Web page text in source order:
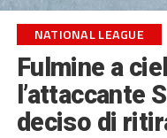
NATIONAL LEAGUE
Fulmine a
l’attaccante
deciso di